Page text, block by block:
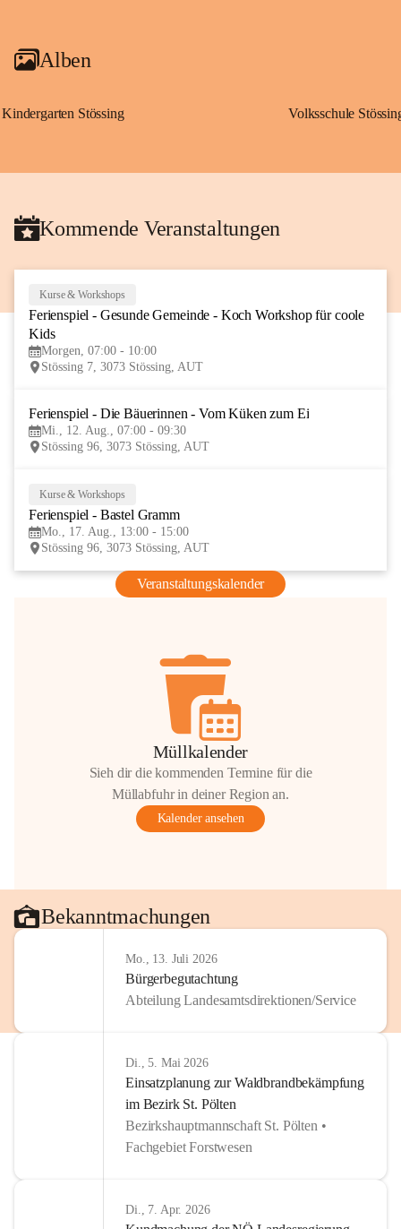
Alben
Kindergarten Stössing Volksschule
Kommende Veranstaltungen
AUG
Kurse & Workshops
Ferienspiel - Gesunde Gemeinde - Koch Workshop für coole
Kids
Morgen, 07:00 - 10:00
Stössing 7, 3073 Stössing, AUT
Ferienspiel - Die Bäuerinnen - Vom Küken zum Ei
Mi., 12. Aug., 07:00 - 09:30
Stössing 96, 3073 Stössing, AUT
Kurse & Workshops
Ferienspiel - Bastel Gramm
Mo., 17. Aug., 13:00 - 15:00
Stössing 96, 3073 Stössing, AUT
Veranstaltungskalender
Müllkalender
Sieh dir die kommenden Termine für die
Müllabfuhr in deiner Region an.
Kalender ansehen
Bekanntmachungen
Mo., 13. Juli 2026
Bürgerbegutachtung
Abteilung Landesamtsdirektionen/Service
Di., 5. Mai 2026
Einsatzplanung zur Waldbrandbekämpfung
im Bezirk St. Pölten
Bezirkshauptmannschaft St. Pölten •
Fachgebiet Forstwesen
Di., 7. Apr. 2026